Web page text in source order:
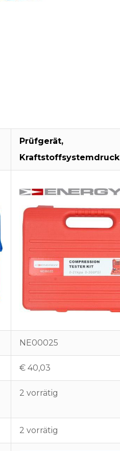
Prüfgerät,
Kraftstoffsystemdruck
NE00025
€ 40,03
2 vorrätig
2 vorrätig